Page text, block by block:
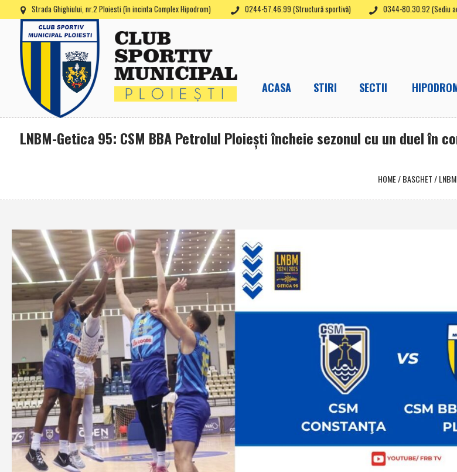
Strada Ghighiului, nr.2 Ploiesti (în incinta Complex Hipodrom) 0244-57.46.99 (Structură sportivă) 0344-80.30.92 (Sediu
ACASA STIRI SECTII
LNBM-Getica 95: CSM BBA Petrolul Ploieşti încheie sezonul cu un duel în
HOME/BASCHET /